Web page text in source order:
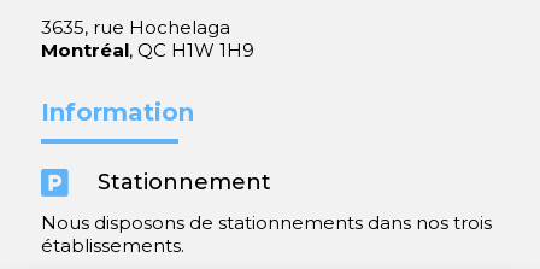
3635, rue Hochelaga
Montréal, QC H1W 1H9
Information
 Stationnement
Nous disposons de stationnements dans nos trois
établissements.